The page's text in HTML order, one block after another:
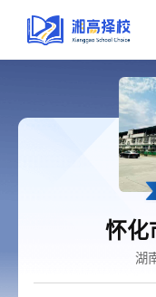
怀化
湖